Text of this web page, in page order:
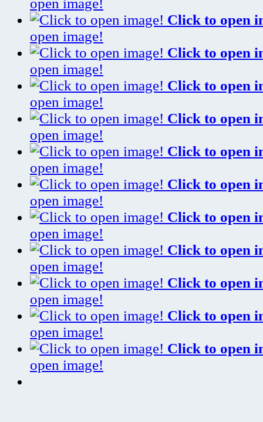
open image!
Click to open
open image!
Click to open
open image!
Click to open
open image!
Click to open
open image!
Click to open
open image!
Click to open
open image!
Click to open
open image!
Click to open
open image!
Click to open
open image!
Click to open
open image!
Click to open
open image!